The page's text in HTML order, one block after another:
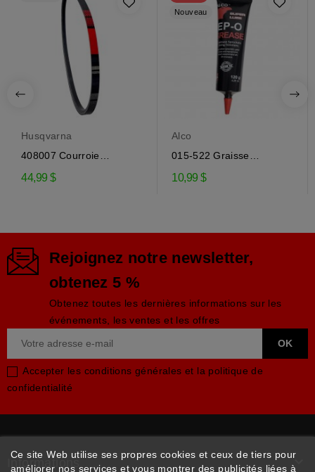
Husqvarna
408007 Courroie
d'entraînement de la...
44,99 $
Nouveau
Alco
015-522 Graisse
engrenage EP-0 pour...
10,99 $
Rejoignez notre newsletter,
obtenez 5 %
Obtenez toutes les dernières informations sur les
événements, les ventes et les offres
Accepter les conditions générales et la politique de
confidentialité
Informations 
Ce site Web utilise ses propres cookies et ceux de tiers pour
améliorer nos services et vous montrer des publicités liées à